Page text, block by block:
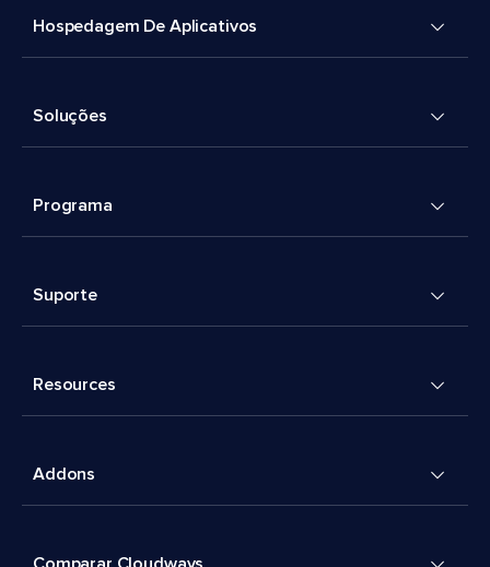
Hospedagem De Aplicativos
Soluções
Programa
Suporte
Resources
Addons